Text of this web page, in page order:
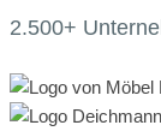
2.500+